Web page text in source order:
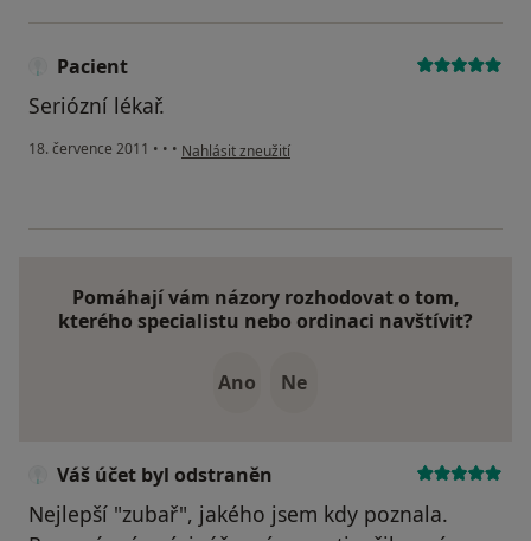
Pacient
Seriózní lékař.
18. července 2011 • • • podle názoru uživatele Pacient
Nahlásit zneužití
Pomáhají vám názory rozhodovat o tom,
kterého specialistu nebo ordinaci navštívit?
Ano Ne
Váš účet byl odstraněn
Nejlepší "zubař", jakého jsem kdy poznala.